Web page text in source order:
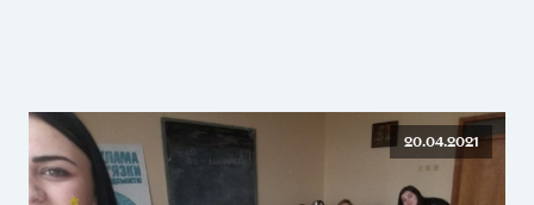
20.04.2021